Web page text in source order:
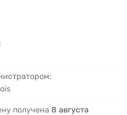
получена 8 августа